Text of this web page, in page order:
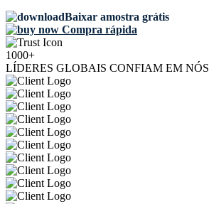
Baixar amostra grátis
Compra rápida
1000+
LÍDERES GLOBAIS CONFIAM EM NÓS